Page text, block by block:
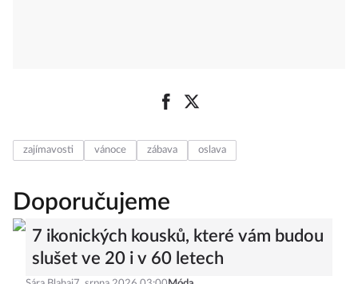
zajímavosti vánoce zábava oslava
Doporučujeme
7 ikonických kousků, které vám budou
slušet ve 20 i v 60 letech